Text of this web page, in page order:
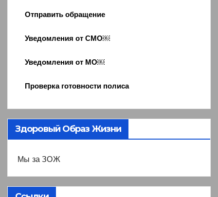
Отправить обращение
Уведомления от СМО￼
Уведомления от МО￼
Проверка готовности полиса
Здоровый Образ Жизни
Мы за ЗОЖ